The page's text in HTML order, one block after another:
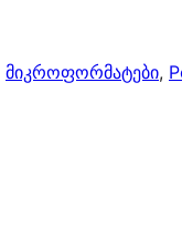
მიკროფორმატები,